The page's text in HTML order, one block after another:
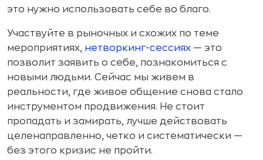
это нужно использовать себе во благо.
Участвуйте в рыночных и схожих по теме
мероприятиях, нетворкинг-сессиях — это
позволит заявить о себе, познакомиться с
новыми людьми. Сейчас мы живем в
реальности, где живое общение снова стало
инструментом продвижения. Не стоит
пропадать и замирать, лучше действовать
целенаправленно, четко и систематически —
без этого кризис не пройти.